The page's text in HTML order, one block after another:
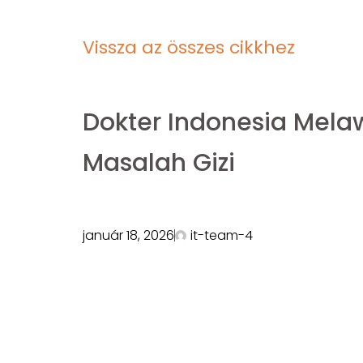
Vissza az összes cikkhez
Dokter Indonesia
Masalah Gizi
január 18, 2026 it-team-4